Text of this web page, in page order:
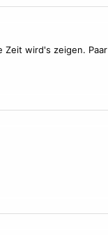
Zeit wird's zeigen. Paar